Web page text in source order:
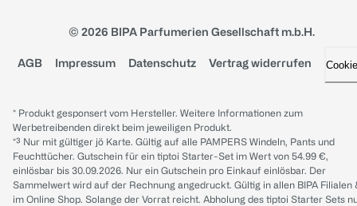
© 2026 BIPA Parfumerien Gesellschaft m.b.H.
AGB Impressum Datenschutz Vertrag widerrufen
* Produkt gesponsert vom Hersteller. Weitere Informationen zum
Werbetreibenden direkt beim jeweiligen Produkt.
*³ Nur mit gültiger jö Karte. Gültig auf alle PAMPERS Windeln, Pants und
Feuchttücher. Gutschein für ein tiptoi Starter-Set im Wert von 54.99 €,
einlösbar bis 30.09.2026. Nur ein Gutschein pro Einkauf einlösbar. Der
Sammelwert wird auf der Rechnung angedruckt. Gültig in allen BIPA Filialen
im Online Shop. Solange der Vorrat reicht. Abholung des tiptoi Starter Sets